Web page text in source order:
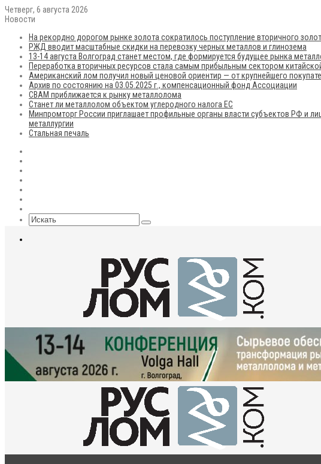
Четверг, 6 августа 2026
Новости
На рекордно дорогом рынке золота сократилось поступление вторичного
РЖД вводит масштабные скидки на перевозку черных металлов и глинозема
13-14 августа Волгоград станет местом, где формируется будущее рынка
Переработка вторичных ресурсов стала самым прибыльным сектором
Американский лом получил новый ценовой ориентир — от крупнейшего
Архив по состоянию на 03.05.2025 г., компенсационный фонд Ассоциации
CBAM приближается к рынку металлолома
Станет ли металлолом объектом углеродного налога ЕС
Минпромторг России приглашает профильные органы власти субъектов РФ и
металлургии
Стальная печаль
Искать